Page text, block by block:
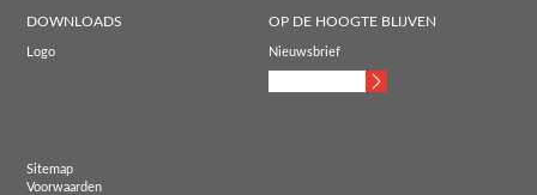
DOWNLOADS
Logo
OP DE HOOGTE BLIJVEN
Nieuwsbrief
Sitemap
Voorwaarden